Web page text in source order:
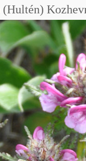
(Hultén)